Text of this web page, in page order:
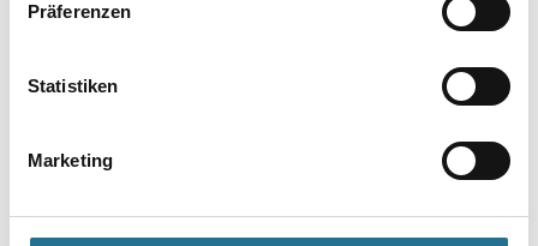
Präferenzen
Statistiken
Marketing
- Leicht verlegbar
- Antistatisch
- Korrosionsbeständig